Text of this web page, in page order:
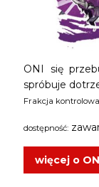
ONI się
spróbuje
Frakcja
dostępność:
więcej o